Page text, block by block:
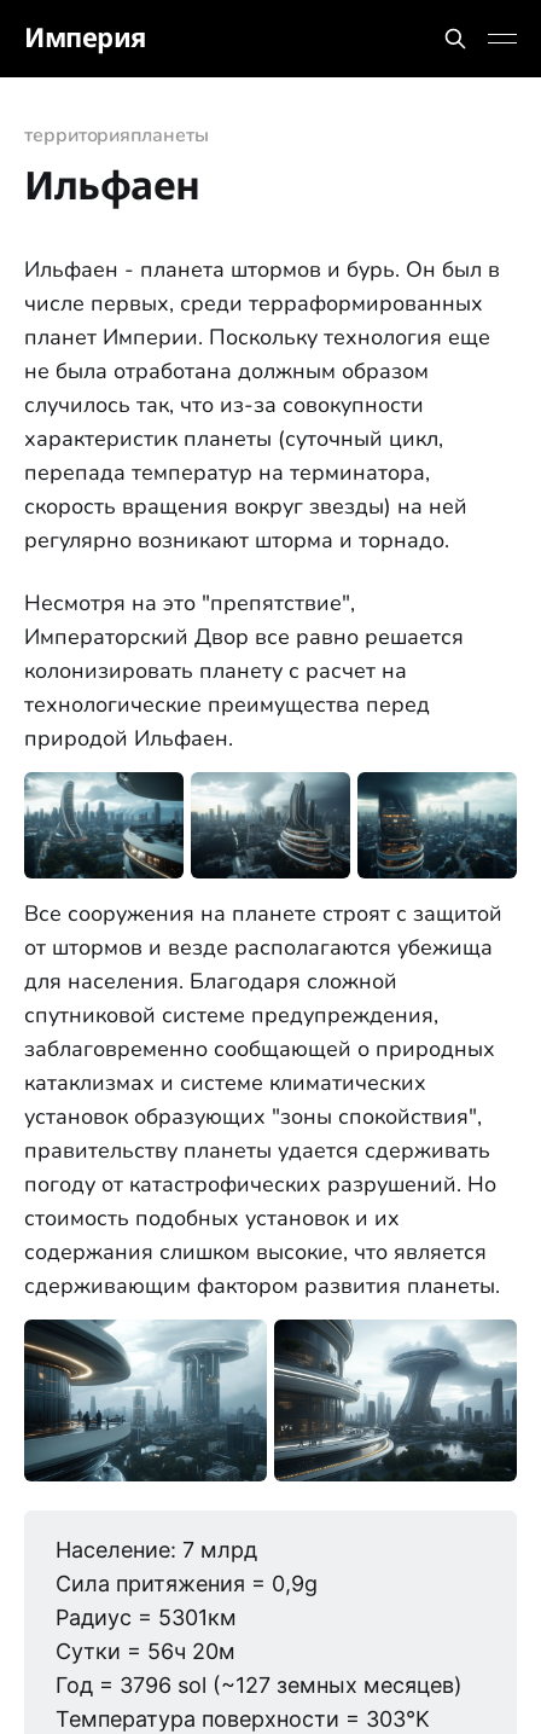
Империя
территорияпланеты
Ильфаен
Ильфаен - планета штормов и бурь. Он был в
числе первых, среди терраформированных
планет Империи. Поскольку технология еще
не была отработана должным образом
случилось так, что из-за совокупности
характеристик планеты (суточный цикл,
перепада температур на терминатора,
скорость вращения вокруг звезды) на ней
регулярно возникают шторма и торнадо.
Несмотря на это "препятствие",
Императорский Двор все равно решается
колонизировать планету с расчет на
технологические преимущества перед
природой Ильфаен.
Все сооружения на планете строят с защитой
от штормов и везде располагаются убежища
для населения. Благодаря сложной
спутниковой системе предупреждения,
заблаговременно сообщающей о природных
катаклизмах и системе климатических
установок образующих "зоны спокойствия",
правительству планеты удается сдерживать
погоду от катастрофических разрушений. Но
стоимость подобных установок и их
содержания слишком высокие, что является
сдерживающим фактором развития планеты.
Население: 7 млрд
Сила притяжения = 0,9g
Радиус = 5301км
Сутки = 56ч 20м
Год = 3796 sol (~127 земных месяцев)
Температура поверхности = 303°K